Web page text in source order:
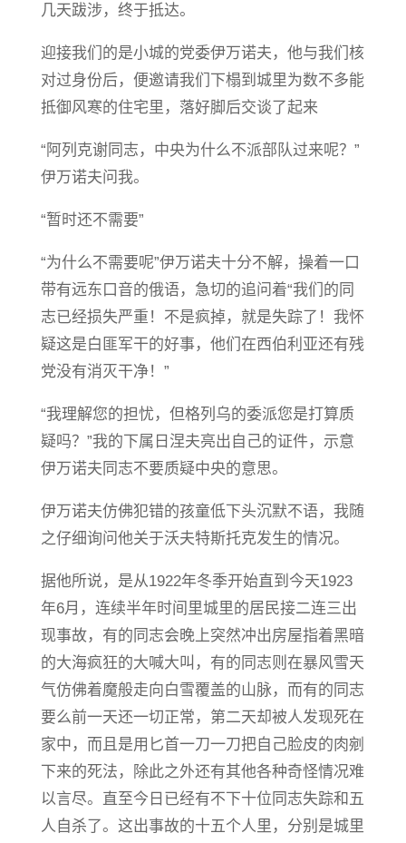
几天跋涉，终于抵达。
迎接我们的是小城的党委伊万诺夫，他与我们核
对过身份后，便邀请我们下榻到城里为数不多能
抵御风寒的住宅里，落好脚后交谈了起来
“阿列克谢同志，中央为什么不派部队过来呢？”
伊万诺夫问我。
“暂时还不需要”
“为什么不需要呢”伊万诺夫十分不解，操着一口
带有远东口音的俄语，急切的追问着“我们的同
志已经损失严重！不是疯掉，就是失踪了！我怀
疑这是白匪军干的好事，他们在西伯利亚还有残
党没有消灭干净！”
“我理解您的担忧，但格列乌的委派您是打算质
疑吗？”我的下属日涅夫亮出自己的证件，示意
伊万诺夫同志不要质疑中央的意思。
伊万诺夫仿佛犯错的孩童低下头沉默不语，我随
之仔细询问他关于沃夫特斯托克发生的情况。
据他所说，是从1922年冬季开始直到今天1923
年6月，连续半年时间里城里的居民接二连三出
现事故，有的同志会晚上突然冲出房屋指着黑暗
的大海疯狂的大喊大叫，有的同志则在暴风雪天
气仿佛着魔般走向白雪覆盖的山脉，而有的同志
要么前一天还一切正常，第二天却被人发现死在
家中，而且是用匕首一刀一刀把自己脸皮的肉剜
下来的死法，除此之外还有其他各种奇怪情况难
以言尽。直至今日已经有不下十位同志失踪和五
人自杀了。这出事故的十五个人里，分别是城里